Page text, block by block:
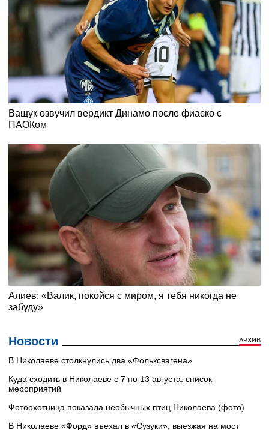
Новости АРХИВ
В Николаеве столкнулись два «Фольксвагена»
Куда сходить в Николаеве с 7 по 13 августа: список
мероприятий
Фотоохотница показала необычных птиц Николаева (фото)
В Николаеве «Форд» въехал в «Сузуки», выезжая на мост